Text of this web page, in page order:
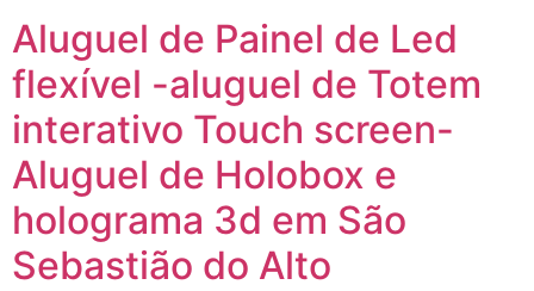
Aluguel de Painel de Led
flexível -aluguel de Totem
interativo Touch screen-
Aluguel de Holobox e
holograma 3d em São
Sebastião do Alto